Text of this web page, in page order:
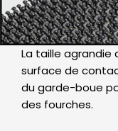
La taille agrandie
surface de
du garde-boue
des fourches.